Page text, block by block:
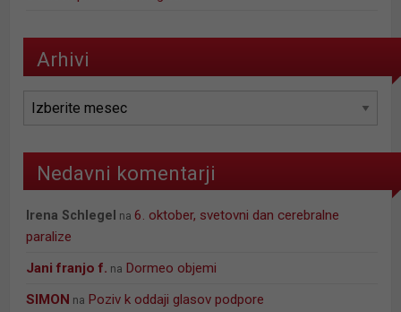
Arhivi
Nedavni komentarji
Irena Schlegel na6. oktober, svetovni dan cerebralne
paralize
jani franjo f. na Dormeo objemi
SIMON na Poziv k oddaji glasov podpore